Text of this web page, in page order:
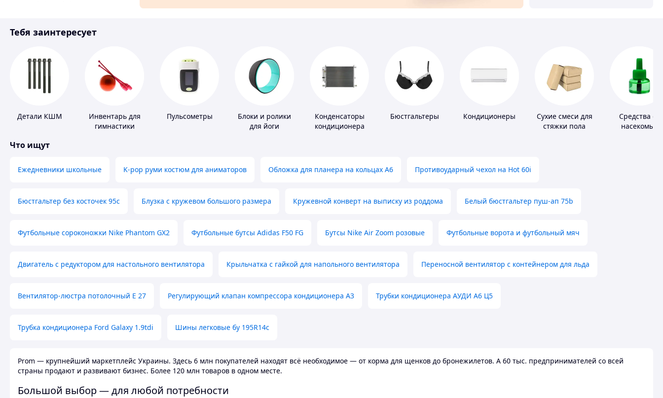
Спорт и отдых
Тебя заинтересует
Детали КШМ
Инвентарь для
гимнастики
Пульсометры
Блоки и ролики
для йоги
Конденсаторы
кондиционера
Бюстгальтеры Кондиционеры
Сухие смеси для
стяжки пола
Средства от
насекомых
Что ищут
Ежедневники школьные K-pop руми костюм для аниматоров Обложка для планера на кольцах А6 Противоударный чехол на Hot 60i
Бюстгальтер без косточек 95с Блузка с кружевом большого размера Кружевной конверт на выписку из роддома Белый бюстгальтер пуш-ап 75b
Футбольные сороконожки Nike Phantom GX2 Футбольные бутсы Adidas F50 FG Бутсы Nike Air Zoom розовые Футбольные ворота и футбольный мяч
Двигатель с редуктором для настольного вентилятора Крыльчатка с гайкой для напольного вентилятора Переносной вентилятор с контейнером для льда
Вентилятор-люстра потолочный E 27 Регулирующий клапан компрессора кондиционера А3 Трубки кондиционера АУДИ А6 Ц5
Трубка кондиционера Ford Galaxy 1.9tdi Шины легковые бу 195R14c
Prom — крупнейший маркетплейс Украины. Здесь 6 млн покупателей находят всё необходимое — от корма для щенков до бронежилетов. А 60 тыс. предпринимателей со всей
страны продают и развивают бизнес. Более 120 млн товаров в одном месте.
Большой выбор — для любой потребности